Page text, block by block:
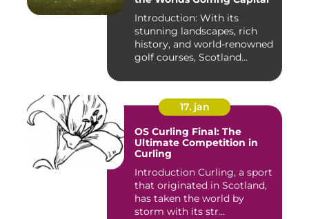
Introduction: With its
stunning landscapes, rich
history, and world-renowned
golf courses, Scotland...
17. jan
OS Curling Final: The
Ultimate Competition in
Curling
Introduction Curling, a sport
that originated in Scotland,
has taken the world by
storm with its str...